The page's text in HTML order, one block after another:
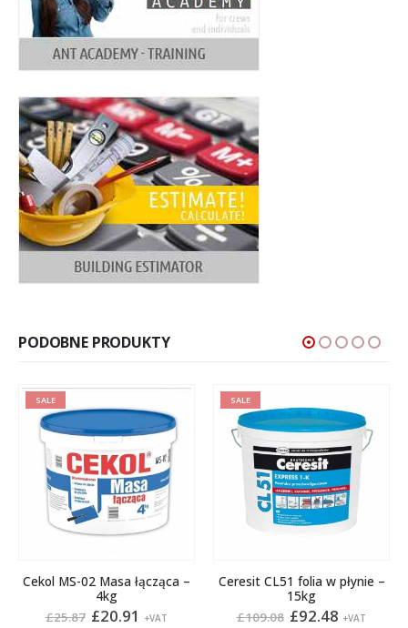
PODOBNE PRODUKTY
SALE
Cekol MS-02 Masa łącząca –
4kg
£25.87 Pierwotna
£20.91 Aktualna
+VAT
SALE
Ceresit CL51 folia w płynie –
15kg
£109.08 Pierwotna
£92.48 Aktualna
+VAT